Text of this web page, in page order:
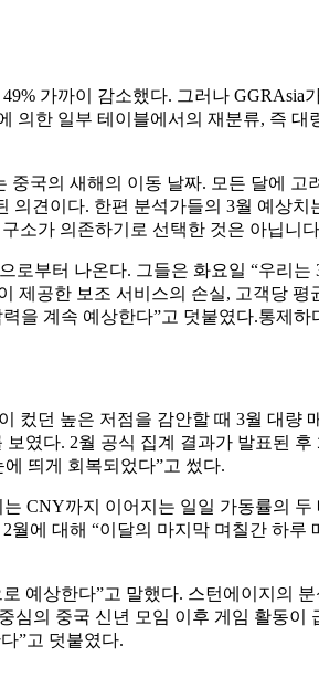
가까이 감소했다. 그러나 GGRAsia
한 일부 테이블에서의 재분류, 즉
국의 새해의 이동 날짜. 모든 달에 고
의견이다. 한편 분석가들의 3월 예상
소가 의존하기로 선택한 것은 아닙니
부터 나온다. 그들은 화요일 “우리
제공한 보조 서비스의 손실, 고객당
을 계속 예상한다”고 덧붙였다.통제하
던 높은 저점을 감안할 때 3월 대량
였다. 2월 공식 집계 결과가 발표된
띄게 회복되었다”고 썼다.
CNY까지 이어지는 일일 가동률의
에 대해 “이달의 마지막 며칠간 하
예상한다”고 말했다. 스턴에이지의
심의 중국 신년 모임 이후 게임 활동
”고 덧붙였다.